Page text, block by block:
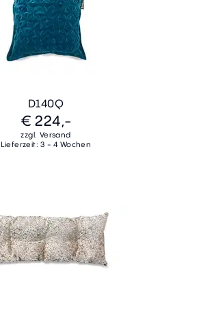
D140Q
€ 224,-
zzgl. Versand
Lieferzeit: 3 - 4 Wochen